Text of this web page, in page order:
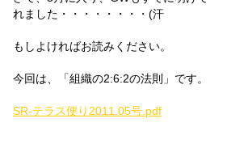
れました・・・・・・・・(汗
もしよければお読みください。
今回は、「組織の2:6:2の法則」です。
SR-テラス便り2011.05号.pdf